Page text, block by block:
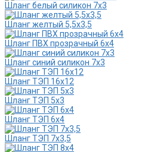
Шланг белый силикон 7х3
Шланг желтый 5,5х3,5
Шланг ПВХ прозрачный 6х4
Шланг синий силикон 7х3
Шланг ТЭП 16х12
Шланг ТЭП 5х3
Шланг ТЭП 6х4
Шланг ТЭП 7х3,5